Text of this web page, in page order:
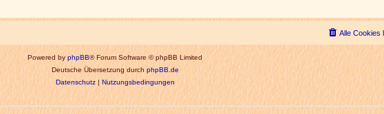
Alle Cookies
Powered byphpBB® Forum Software © phpBB Limited
Deutsche Übersetzung durchphpBB.de
Datenschutz|Nutzungsbedingungen